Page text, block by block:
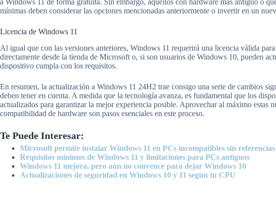
a Windows 11 de forma gratuita. Sin embargo, aquellos con hardware más antiguo o
mínimas deben considerar las opciones mencionadas anteriormente o invertir en un
Licencia de Windows 11
Al igual que con las versiones anteriores, Windows 11 requerirá una licencia válida
directamente desde la tienda de Microsoft o, si son usuarios de Windows 10, pueden
dispositivo cumpla con los requisitos.
En resumen, la actualización a Windows 11 24H2 trae consigo una serie de cambios
deben tener en cuenta. A medida que la tecnología avanza, es fundamental que los
actualizados para garantizar la mejor experiencia posible. Aprovechar al máximo estas
compatibilidad de hardware son pasos esenciales en este proceso.
Te Puede Interesar:
Microsoft permite instalar Windows 11 en PCs incompatibles sin referencias
Requisitos mínimos de Windows 11 y limitaciones para PCs antiguos
Windows 11 mejora, pero aún no convence para dejar Windows 10
Actualizaciones de seguridad en Windows 10 y 11 según tu CPU